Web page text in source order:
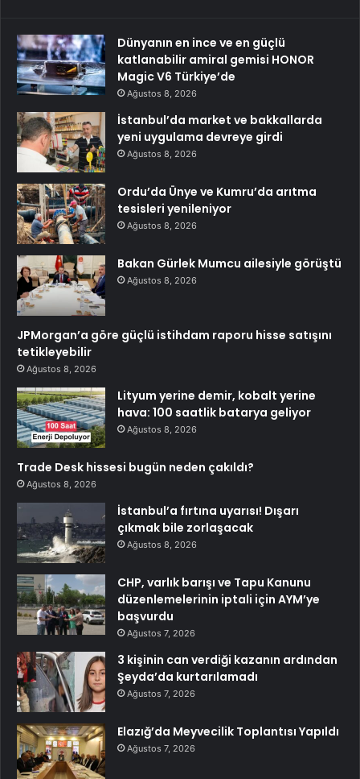
Dünyanın en ince ve en güçlü
katlanabilir amiral gemisi HONOR
Magic V6 Türkiye’de
Ağustos 8, 2026
İstanbul’da market ve bakkallarda
yeni uygulama devreye girdi
Ağustos 8, 2026
Ordu’da Ünye ve Kumru’da arıtma
tesisleri yenileniyor
Ağustos 8, 2026
Bakan Gürlek Mumcu ailesiyle görüştü
Ağustos 8, 2026
JPMorgan’a göre güçlü istihdam raporu hisse satışını
tetikleyebilir
Ağustos 8, 2026
Lityum yerine demir, kobalt yerine
hava: 100 saatlik batarya geliyor
Ağustos 8, 2026
Trade Desk hissesi bugün neden çakıldı?
Ağustos 8, 2026
İstanbul’a fırtına uyarısı! Dışarı
çıkmak bile zorlaşacak
Ağustos 8, 2026
CHP, varlık barışı ve Tapu Kanunu
düzenlemelerinin iptali için AYM’ye
başvurdu
Ağustos 7, 2026
3 kişinin can verdiği kazanın ardından
Şeyda’da kurtarılamadı
Ağustos 7, 2026
Elazığ’da Meyvecilik Toplantısı Yapıldı
Ağustos 7, 2026